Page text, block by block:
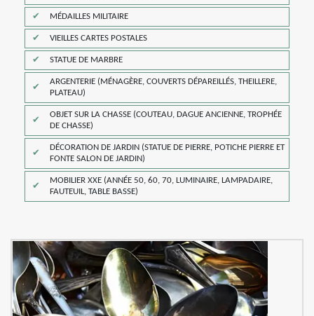
MÉDAILLES MILITAIRE
VIEILLES CARTES POSTALES
STATUE DE MARBRE
ARGENTERIE (MÉNAGÈRE, COUVERTS DÉPAREILLÉS, THEILLERE,
PLATEAU)
OBJET SUR LA CHASSE (COUTEAU, DAGUE ANCIENNE, TROPHÉE
DE CHASSE)
DÉCORATION DE JARDIN (STATUE DE PIERRE, POTICHE PIERRE ET
FONTE SALON DE JARDIN)
MOBILIER XXE (ANNÉE 50, 60, 70, LUMINAIRE, LAMPADAIRE,
FAUTEUIL, TABLE BASSE)